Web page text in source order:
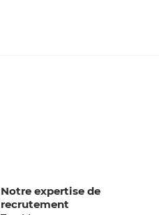
Notre expertise de
recrutement